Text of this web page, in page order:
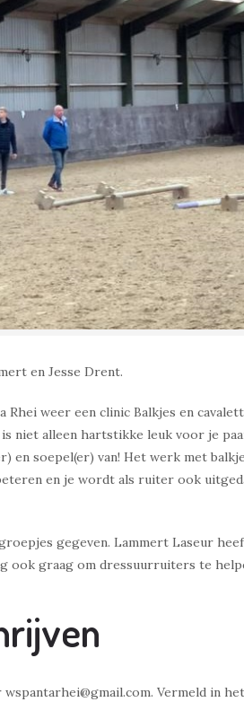
en Jesse Drent.
Rhei weer een clinic Balkjes en
niet alleen hartstikke leuk voor je
en soepel(er) van! Het werk met
en je wordt als ruiter ook
gegeven. Lammert Laseur
graag om dressuurruiters te
Vermeld in